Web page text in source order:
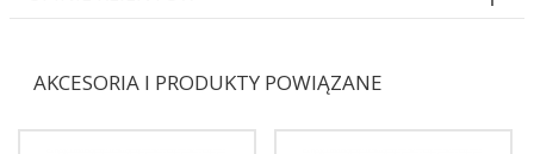
AKCESORIA I PRODUKTY POWIĄZANE